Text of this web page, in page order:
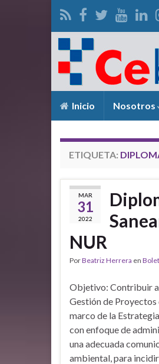
Inicio Nosotros
ETIQUETA:
MAR
31
2022
NUR
PorBeatriz Herrera en
Objetivo: Contribuir
Gestión de Proyectos
marco de la
con enfoque de
una adecuada
ambiental, para